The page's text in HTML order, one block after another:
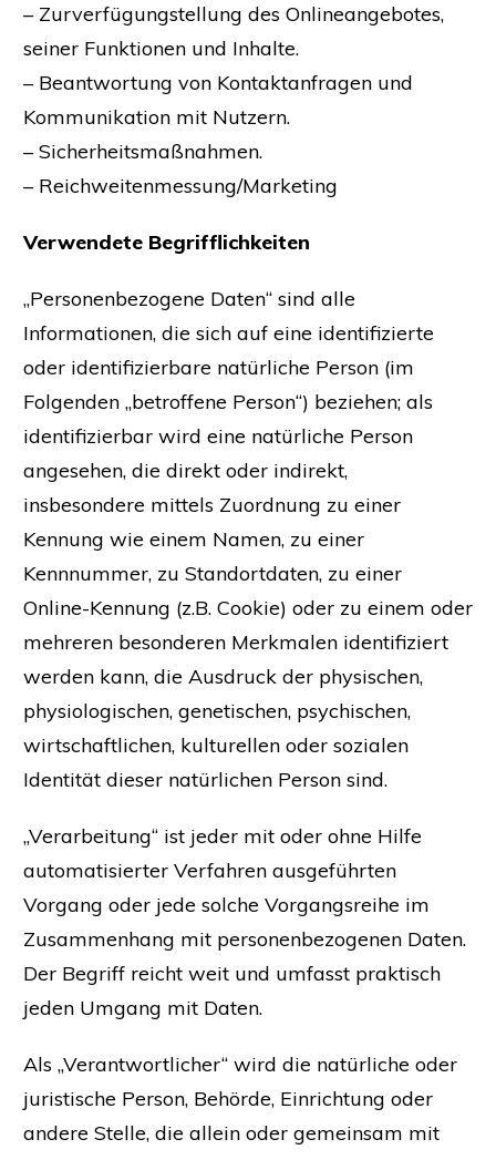
– Zurverfügungstellung des Onlineangebotes,
seiner Funktionen und Inhalte.
– Beantwortung von Kontaktanfragen und
Kommunikation mit Nutzern.
– Sicherheitsmaßnahmen.
– Reichweitenmessung/Marketing
Verwendete Begrifflichkeiten
„Personenbezogene Daten“ sind alle
Informationen, die sich auf eine identifizierte
oder identifizierbare natürliche Person (im
Folgenden „betroffene Person“) beziehen; als
identifizierbar wird eine natürliche Person
angesehen, die direkt oder indirekt,
insbesondere mittels Zuordnung zu einer
Kennung wie einem Namen, zu einer
Kennnummer, zu Standortdaten, zu einer
Online-Kennung (z.B. Cookie) oder zu einem oder
mehreren besonderen Merkmalen identifiziert
werden kann, die Ausdruck der physischen,
physiologischen, genetischen, psychischen,
wirtschaftlichen, kulturellen oder sozialen
Identität dieser natürlichen Person sind.
„Verarbeitung“ ist jeder mit oder ohne Hilfe
automatisierter Verfahren ausgeführten
Vorgang oder jede solche Vorgangsreihe im
Zusammenhang mit personenbezogenen Daten.
Der Begriff reicht weit und umfasst praktisch
jeden Umgang mit Daten.
Als „Verantwortlicher“ wird die natürliche oder
juristische Person, Behörde, Einrichtung oder
andere Stelle, die allein oder gemeinsam mit